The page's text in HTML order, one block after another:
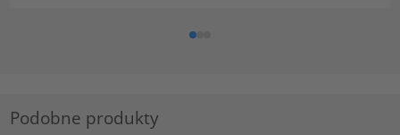
Podobne produkty